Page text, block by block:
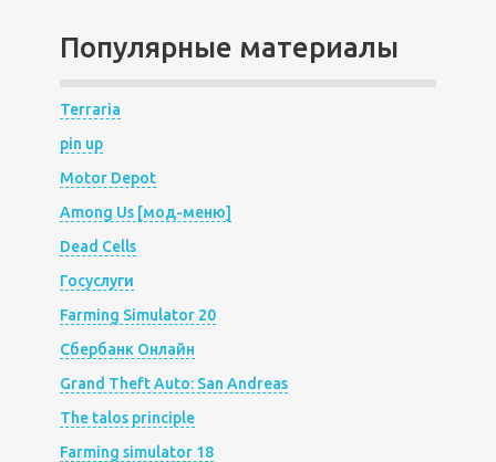
Популярные материалы
Terraria
pin up
Motor Depot
Among Us [мод-меню]
Dead Cells
Госуслуги
Farming Simulator 20
Сбербанк Онлайн
Grand Theft Auto: San Andreas
The talos principle
Farming simulator 18